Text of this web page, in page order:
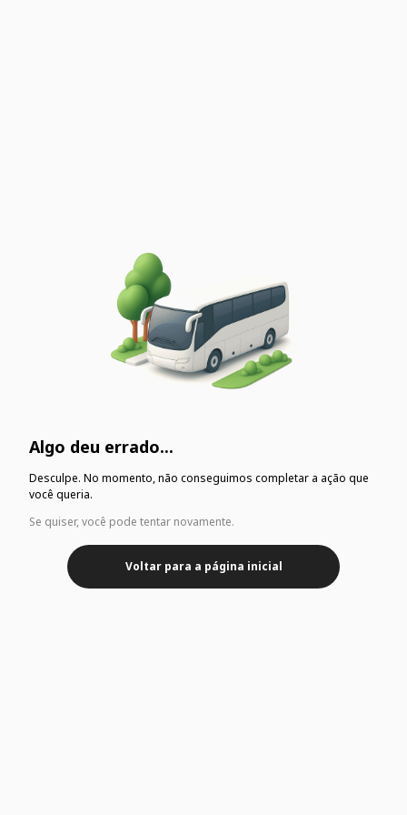
Algo deu errado...
Desculpe. No momento, não conseguimos completar a ação que
você queria.
Se quiser, você pode tentar novamente.
Voltar para a página inicial